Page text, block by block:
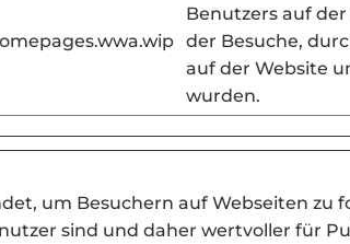
Benutzers auf der
der Besuche,
auf der Website
wurden.
um Besuchern auf Webseiten zu
sind und daher wertvoller für